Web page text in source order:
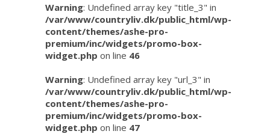
Warning: Undefined array key "title_3" in
/var/www/countryliv.dk/public_html/wp-
content/themes/ashe-pro-
premium/inc/widgets/promo-box-
widget.php on line 46
Warning: Undefined array key "url_3" in
/var/www/countryliv.dk/public_html/wp-
content/themes/ashe-pro-
premium/inc/widgets/promo-box-
widget.php on line 47